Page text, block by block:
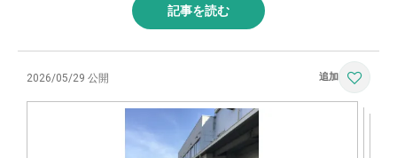
記事を読む
2026/05/29 公開